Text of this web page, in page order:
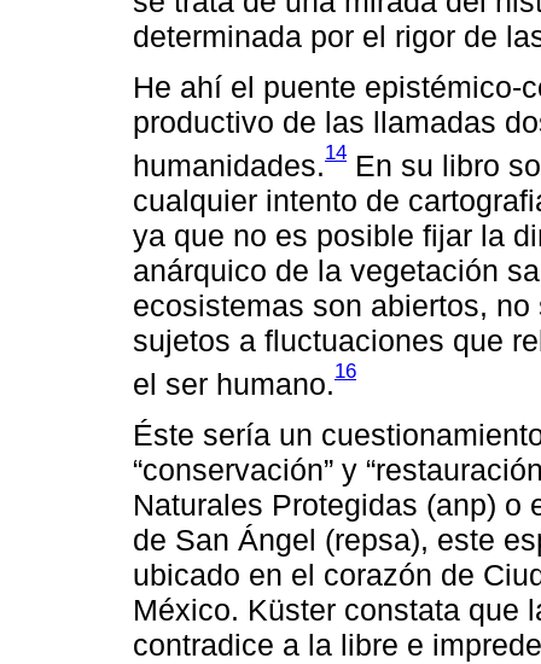
determinada por el rigor de
He ahí el puente epistémico-
productivo de las llamadas
humanidades.14 En su libro
cualquier intento de
ya que no es posible fijar la
anárquico de la vegetación
ecosistemas son abiertos,
sujetos a fluctuaciones que
el ser humano.16
Éste sería un
“conservación” y
Naturales Protegidas (anp) o
de San Ángel (repsa), este
ubicado en el corazón de
México. Küster constata que
contradice a la libre e